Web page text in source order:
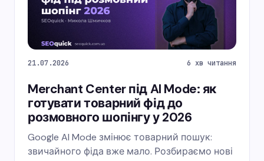
21.07.2026 6 хв читання
Merchant Center під AI Mode: як
готувати товарний фід до
розмовного шопінгу у 2026
Google AI Mode змінює товарний пошук:
звичайного фіда вже мало. Розбираємо нові